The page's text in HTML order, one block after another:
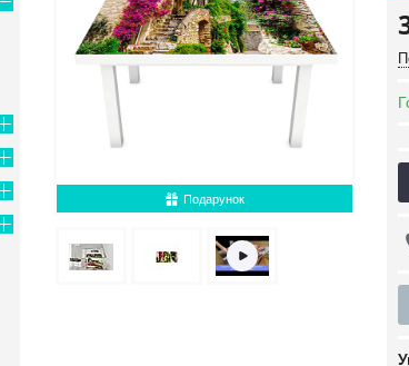
Подарунок